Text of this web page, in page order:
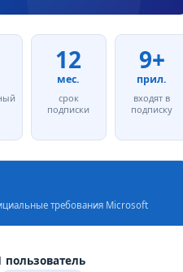
12
мес.
срок
подписки
9+
прил.
входят в
подписку
требования Microsoft
пользователь